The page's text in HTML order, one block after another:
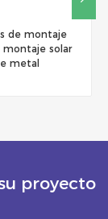
solar para
Kit de
techo solar
proyecto